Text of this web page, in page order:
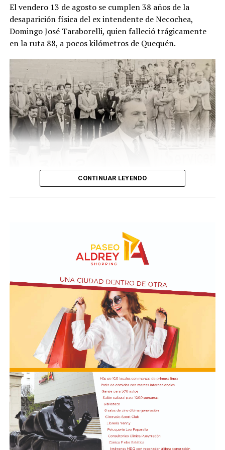
cuando un hombre que recorría la zona junto a sus
perros advirtió una bolsa ubicada junto a una zanja.
Alertado por el comportamiento de los animales, se
acercó y comprobó que contenía restos humanos. DIB
El vendero 13 de agosto se cumplen 38 años de la
desaparición física del ex intendente de Necochea,
Domingo José Taraborelli, quien falleció trágicamente
en la ruta 88, a pocos kilómetros de Quequén.
El vendero 13 de agosto se cumplen 38 años de la
desaparición física del ex intendente de Necochea,
en la ruta 88, a pocos kilómetros de Quequén.
Junto con el intendente de Necochea habían muerto
tres docentes que, luego se supo, habían subido a su
automóvil pocos kilómetros antes, donde se hallaban
haciendo dedo. La colisión frontal resultó letal: sólo
sobrevivió el chofer del camión.
El hall del Palacio Comunal fue el lugar donde velaron
sus restos y ante el cual desfiló todo el arco político de
aquel momento, incluyendo a la camada de jóvenes que
habían dado sus primeros pasos en el peronismo, bajo
el liderazgo de “Coco” Taraborelli como conductor. Y el
vicegobernador Luis Macaya, que acompañó sus restos
hasta la despedida final.
CONTINUAR LEYENDO